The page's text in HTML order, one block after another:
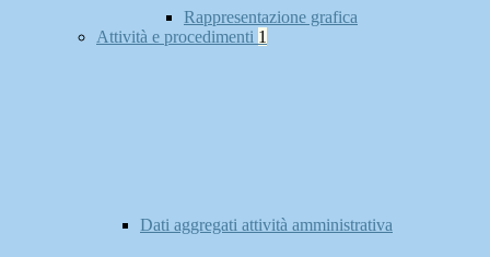
Rappresentazione grafica
Attività e procedimenti 1
Dati aggregati attività amministrativa